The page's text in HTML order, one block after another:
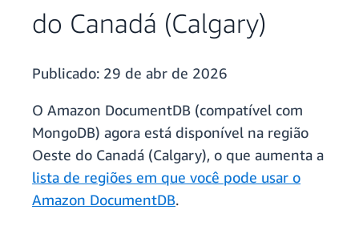
do Canadá (Calgary)
Publicado: 29 de abr de 2026
O Amazon DocumentDB (compatível com
MongoDB) agora está disponível na região
Oeste do Canadá (Calgary), o que aumenta a
lista de regiões em que você pode usar o
Amazon DocumentDB.